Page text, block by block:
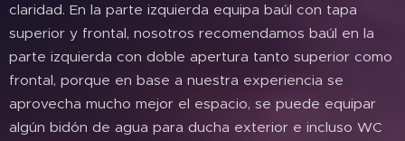
claridad. En la parte izquierda equipa baúl con tapa
superior y frontal, nosotros recomendamos baúl en la
parte izquierda con doble apertura tanto superior como
frontal, porque en base a nuestra experiencia se
aprovecha mucho mejor el espacio, se puede equipar
algún bidón de agua para ducha exterior e incluso WC